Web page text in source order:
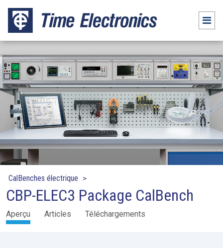
Packages
Mobilier
CalBenches électrique
CBP-ELEC3 Package CalBench
Aperçu Articles Téléchargements